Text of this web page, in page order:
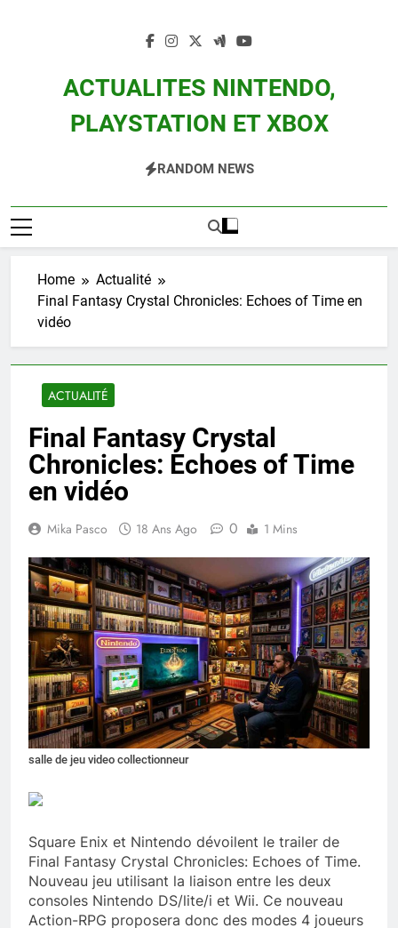
ACTUALITES NINTENDO,
PLAYSTATION ET XBOX
Zelda, Splatoon, Pokemon Entre Autres
RANDOM NEWS
Home
Actualité
Final Fantasy Crystal Chronicles: Echoes of Time en
vidéo
ACTUALITÉ
Final Fantasy Crystal
Chronicles: Echoes of Time
en vidéo
Mika Pasco 18 Ans Ago 0 1 Mins
salle de jeu video collectionneur
Square Enix et Nintendo dévoilent le trailer de
Final Fantasy Crystal Chronicles: Echoes of Time.
Nouveau jeu utilisant la liaison entre les deux
consoles Nintendo DS/lite/i et Wii. Ce nouveau
Action-RPG proposera donc des modes 4 joueurs